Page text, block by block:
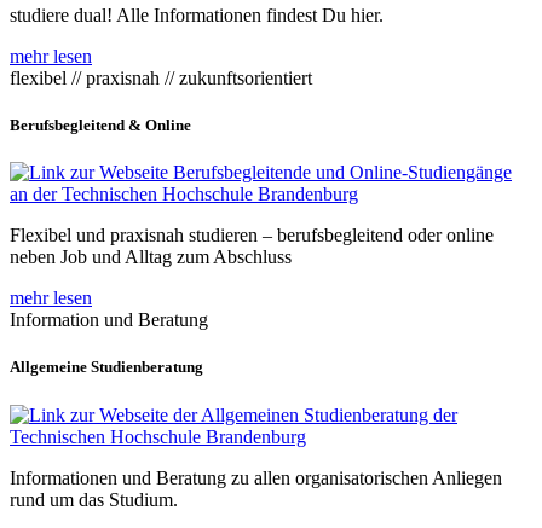
studiere dual! Alle Informationen findest Du hier.
mehr lesen
flexibel // praxisnah // zukunftsorientiert
Berufsbegleitend & Online
Flexibel und praxisnah studieren – berufsbegleitend oder online
neben Job und Alltag zum Abschluss
mehr lesen
Information und Beratung
Allgemeine Studienberatung
Informationen und Beratung zu allen organisatorischen Anliegen
rund um das Studium.